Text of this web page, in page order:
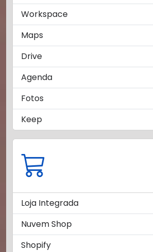
Workspace
Maps
Drive
Agenda
Fotos
Keep
Loja Integrada
Nuvem Shop
Shopify